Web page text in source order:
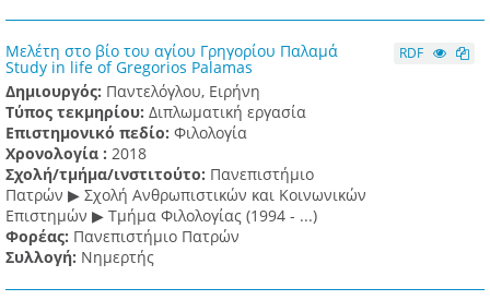
Μελέτη στο βίο του αγίου Γρηγορίου Παλαμά
Study in life of Gregorios Palamas
Δημιουργός: Παντελόγλου, Ειρήνη
Τύπος τεκμηρίου: Διπλωματική εργασία
Επιστημονικό πεδίο: Φιλολογία
Χρονολογία : 2018
Σχολή/τμήμα/ινστιτούτο: Πανεπιστήμιο
Πατρών ▶ Σχολή Ανθρωπιστικών και Κοινωνικών
Επιστημών ▶ Τμήμα Φιλολογίας (1994 - ...)
Φορέας: Πανεπιστήμιο Πατρών
Συλλογή: Νημερτής
RDF